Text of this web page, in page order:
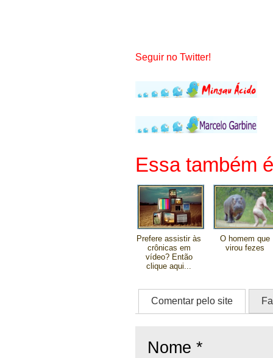
Seguir no Twitter!
Essa também
Prefere assistir às
crônicas em
vídeo? Então
clique aqui...
O homem que
virou fezes
Comentar pelo site
Nome *